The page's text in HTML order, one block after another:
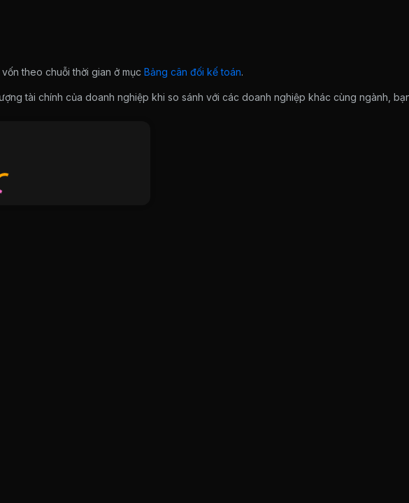
theo chuỗi thời gian ở mục Bảng cân đối kế toán.
tài chính của doanh nghiệp khi so sánh với các doanh nghiệp khác cùng ngành,